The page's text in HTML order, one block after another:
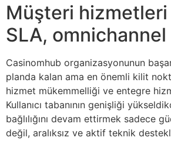
Müşteri
SLA,
Casinomhub organizasyonunun
planda kalan ama en önemli kilit
hizmet mükemmelliği ve entegre
Kullanıcı tabanının genişliği
bağlılığını devam ettirmek sadece
değil, aralıksız ve aktif teknik